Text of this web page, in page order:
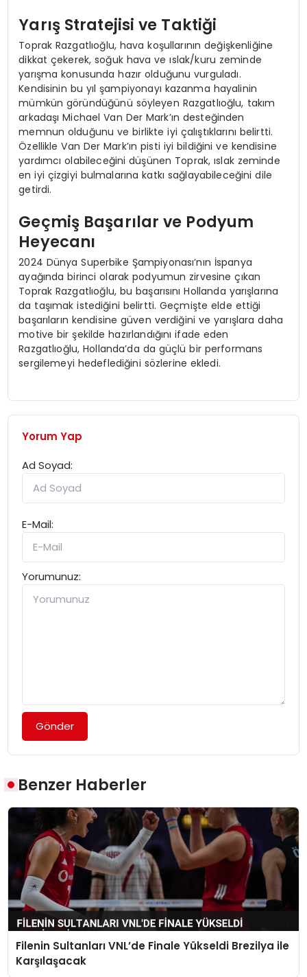
Yarış Stratejisi ve Taktiği
Toprak Razgatlıoğlu, hava koşullarının değişkenliğine
dikkat çekerek, soğuk hava ve ıslak/kuru zeminde
yarışma konusunda hazır olduğunu vurguladı.
Kendisinin bu yıl şampiyonayı kazanma hayalinin
mümkün göründüğünü söyleyen Razgatlıoğlu, takım
arkadaşı Michael Van Der Mark’ın desteğinden
memnun olduğunu ve birlikte iyi çalıştıklarını belirtti.
Özellikle Van Der Mark’ın pisti iyi bildiğini ve kendisine
yardımcı olabileceğini düşünen Toprak, ıslak zeminde
en iyi çizgiyi bulmalarına katkı sağlayabileceğini dile
getirdi.
Geçmiş Başarılar ve Podyum
Heyecanı
2024 Dünya Superbike Şampiyonası’nın İspanya
ayağında birinci olarak podyumun zirvesine çıkan
Toprak Razgatlıoğlu, bu başarısını Hollanda yarışlarına
da taşımak istediğini belirtti. Geçmişte elde ettiği
başarıların kendisine güven verdiğini ve yarışlara daha
motive bir şekilde hazırlandığını ifade eden
Razgatlıoğlu, Hollanda’da da güçlü bir performans
sergilemeyi hedeflediğini sözlerine ekledi.
Yorum Yap
Ad Soyad:
E-Mail:
Yorumunuz:
Gönder
Benzer Haberler
Filenin Sultanları VNL’de Finale Yükseldi Brezilya ile
Karşılaşacak